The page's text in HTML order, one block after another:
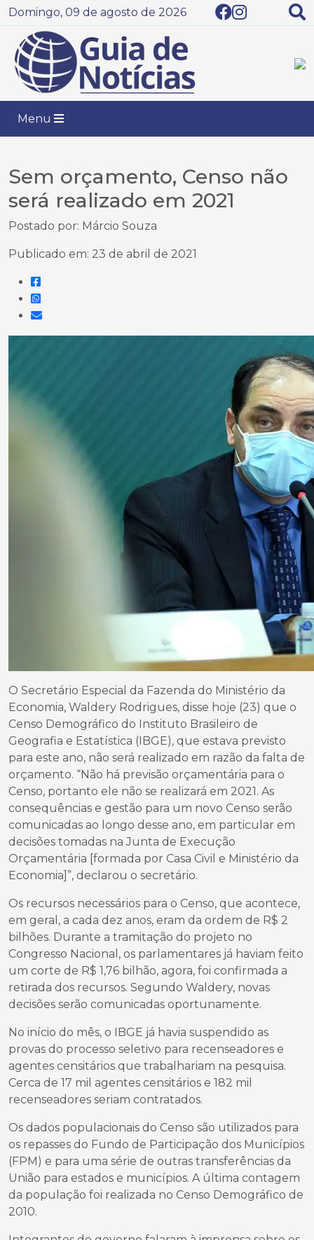
Domingo, 09 de agosto de 2026
Menu
Sem orçamento, Censo não
será realizado em 2021
Postado por: Márcio Souza
Publicado em: 23 de abril de 2021
O Secretário Especial da Fazenda do Ministério da
Economia, Waldery Rodrigues, disse hoje (23) que o
Censo Demográfico do Instituto Brasileiro de
Geografia e Estatística (IBGE), que estava previsto
para este ano, não será realizado em razão da falta de
orçamento. “Não há previsão orçamentária para o
Censo, portanto ele não se realizará em 2021. As
consequências e gestão para um novo Censo serão
comunicadas ao longo desse ano, em particular em
decisões tomadas na Junta de Execução
Orçamentária [formada por Casa Civil e Ministério da
Economia]”, declarou o secretário.
Os recursos necessários para o Censo, que acontece,
em geral, a cada dez anos, eram da ordem de R$ 2
bilhões. Durante a tramitação do projeto no
Congresso Nacional, os parlamentares já haviam feito
um corte de R$ 1,76 bilhão, agora, foi confirmada a
retirada dos recursos. Segundo Waldery, novas
decisões serão comunicadas oportunamente.
No início do mês, o IBGE já havia suspendido as
provas do processo seletivo para recenseadores e
agentes censitários que trabalhariam na pesquisa.
Cerca de 17 mil agentes censitários e 182 mil
recenseadores seriam contratados.
Os dados populacionais do Censo são utilizados para
os repasses do Fundo de Participação dos Municípios
(FPM) e para uma série de outras transferências da
União para estados e municípios. A última contagem
da população foi realizada no Censo Demográfico de
2010.